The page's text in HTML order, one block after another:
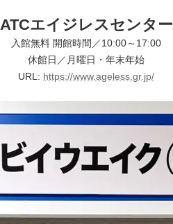
ATCエイジレスセンター
入館無料 開館時間／10:00～17:00
休館日／月曜日・年末年始
URL: https://www.ageless.gr.jp/